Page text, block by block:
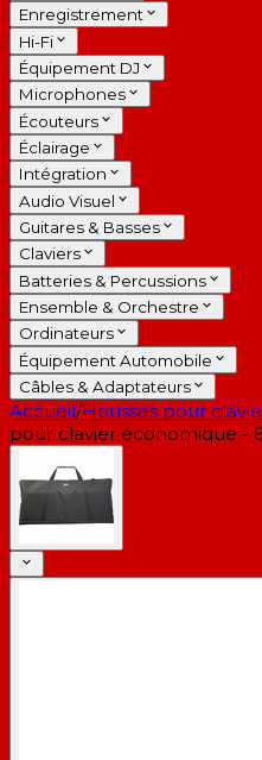
Enregistrement
Hi-Fi
Équipement DJ
Microphones
Écouteurs
Éclairage
Intégration
Audio Visuel
Guitares & Basses
Claviers
Batteries & Percussions
Ensemble & Orchestre
Ordinateurs
Équipement Automobile
Câbles & Adaptateurs
Accueil/Housses pour
pour clavier économique -